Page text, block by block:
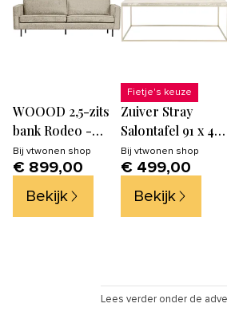
WOOOD 2,5-zits
bank Rodeo -
Velvet -
Wheatfield -
85x190x86
Bij vtwonen shop
€ 899,00
Bekijk
Fietje's keuze
Zuiver Stray
Salontafel 91 x 41
cm Marmer/
Metaal Grijs
Bij vtwonen shop
€ 499,00
Bekijk
Lees verder onder de